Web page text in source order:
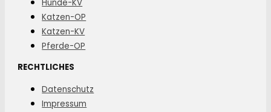
Hunde-KV
Katzen-OP
Katzen-KV
Pferde-OP
RECHTLICHES
Datenschutz
Impressum